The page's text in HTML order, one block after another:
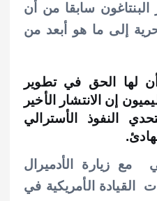
البنتاغون سابقا من أن
إلى ما هو أبعد من
لها الحق في تطوير
إن الانتشار الأخير
النفوذ الأسترالي
مع زيارة الأدميرال
القيادة الأمريكية في